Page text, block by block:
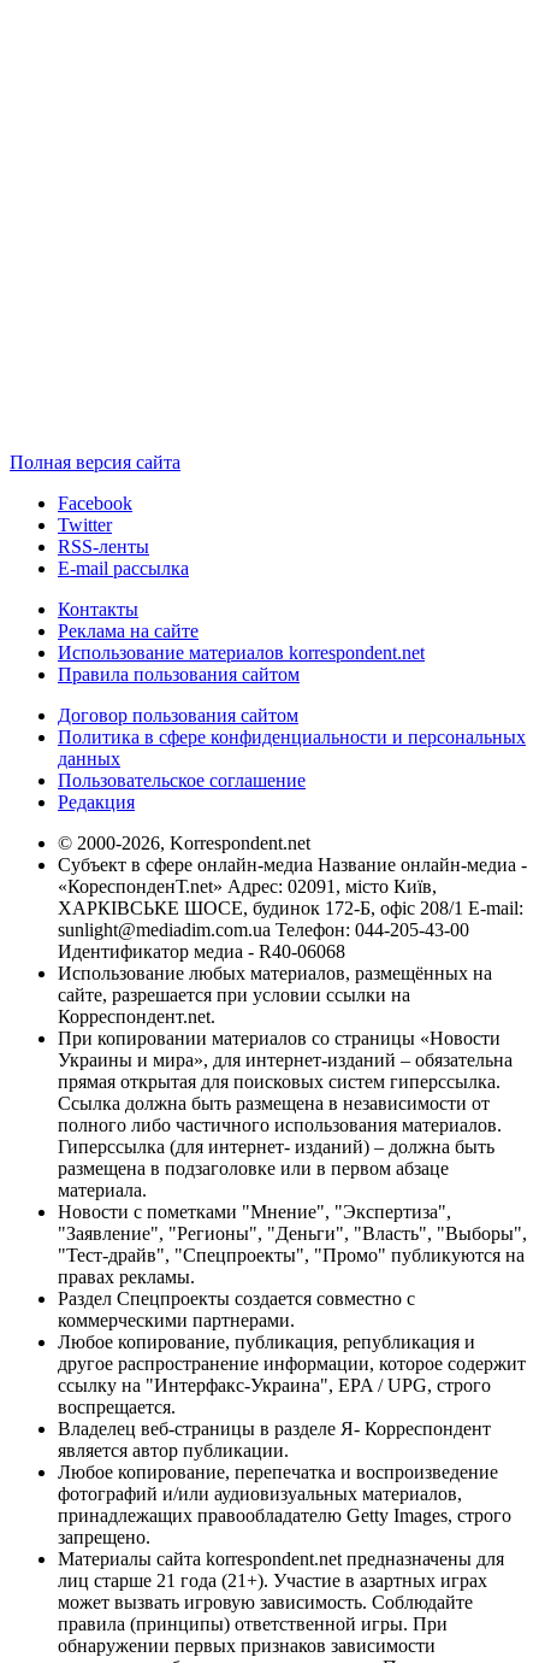
Полная версия сайта
Facebook
Twitter
RSS-ленты
E-mail рассылка
Контакты
Реклама на сайте
Использование материалов korrespondent.net
Правила пользования сайтом
Договор пользования сайтом
Политика в сфере конфиденциальности и персональных
данных
Пользовательское соглашение
Редакция
© 2000-2026, Korrespondent.net
Субъект в сфере онлайн-медиа Название онлайн-медиа -
«КореспонденТ.net» Адрес: 02091, місто Київ,
ХАРКІВСЬКЕ ШОСЕ, будинок 172-Б, офіс 208/1 E-mail:
sunlight@mediadim.com.ua Телефон: 044-205-43-00
Идентификатор медиа - R40-06068
Использование любых материалов, размещённых на
сайте, разрешается при условии ссылки на
Корреспондент.net.
При копировании материалов со страницы «Новости
Украины и мира», для интернет-изданий – обязательна
прямая открытая для поисковых систем гиперссылка.
Ссылка должна быть размещена в независимости от
полного либо частичного использования материалов.
Гиперссылка (для интернет- изданий) – должна быть
размещена в подзаголовке или в первом абзаце
материала.
Новости с пометками "Мнение", "Экспертиза",
"Заявление", "Регионы", "Деньги", "Власть", "Выборы",
"Тест-драйв", "Спецпроекты", "Промо" публикуются на
правах рекламы.
Раздел Спецпроекты создается совместно с
коммерческими партнерами.
Любое копирование, публикация, републикация и
другое распространение информации, которое содержит
ссылку на "Интерфакс-Украина", EPA / UPG, строго
воспрещается.
Владелец веб-страницы в разделе Я- Корреспондент
является автор публикации.
Любое копирование, перепечатка и воспроизведение
фотографий и/или аудиовизуальных материалов,
принадлежащих правообладателю Getty Images, строго
запрещено.
Материалы сайта korrespondent.net предназначены для
лиц старше 21 года (21+). Участие в азартных играх
может вызвать игровую зависимость. Соблюдайте
правила (принципы) ответственной игры. При
обнаружении первых признаков зависимости